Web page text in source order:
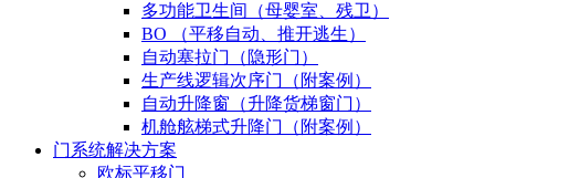
多功能卫生间（母婴室、残卫）
BO （平移自动、推开逃生）
自动塞拉门（隐形门）
生产线逻辑次序门（附案例）
自动升降窗（升降货梯窗门）
机舱舷梯式升降门（附案例）
门系统解决方案
欧标平移门